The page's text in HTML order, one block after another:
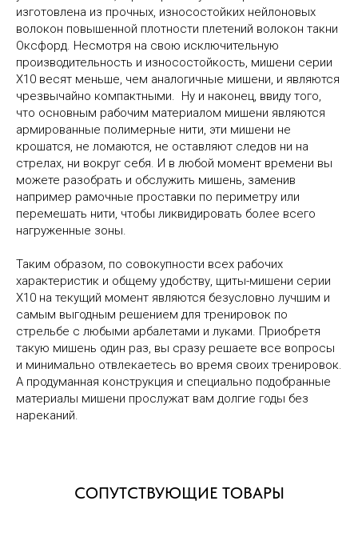
изготовлена из прочных, износостойких нейлоновых
волокон повышенной плотности плетений волокон такни
Оксфорд. Несмотря на свою исключительную
производительность и износостойкость, мишени серии
X10 весят меньше, чем аналогичные мишени, и являются
чрезвычайно компактными. Ну и наконец, ввиду того,
что основным рабочим материалом мишени являются
армированные полимерные нити, эти мишени не
крошатся, не ломаются, не оставляют следов ни на
стрелах, ни вокруг себя. И в любой момент времени вы
можете разобрать и обслужить мишень, заменив
например рамочные проставки по периметру или
перемешать нити, чтобы ликвидировать более всего
нагруженные зоны.
Таким образом, по совокупности всех рабочих
характеристик и общему удобству, щиты-мишени серии
X10 на текущий момент являются безусловно лучшим и
самым выгодным решением для тренировок по
стрельбе с любыми арбалетами и луками. Приобретя
такую мишень один раз, вы сразу решаете все вопросы
и минимально отвлекаетесь во время своих тренировок.
А продуманная конструкция и специально подобранные
материалы мишени прослужат вам долгие годы без
нареканий.
СОПУТСТВУЮЩИЕ ТОВАРЫ